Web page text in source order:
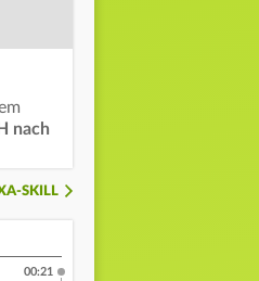
nach
SKILL
00:21